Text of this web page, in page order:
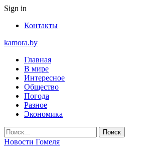
Sign in
Контакты
kamora.by
Главная
В мире
Интересное
Общество
Погода
Разное
Экономика
Новости Гомеля